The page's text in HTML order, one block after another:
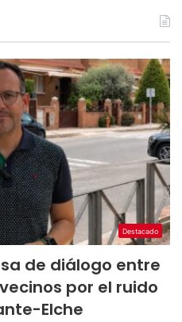
Destacado
de diálogo entre
por el ruido
Elche